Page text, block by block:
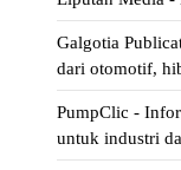
Galgotia
dari otomotif,
PumpClic -
untuk industri